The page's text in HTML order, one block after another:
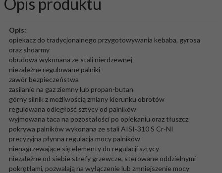
Opis:
opiekacz do tradycjonalnego przygotowywania kebaba, gyrosa
oraz shoarmy
obudowa wykonana ze stali nierdzewnej
niezależne regulowane palniki
zawór bezpieczeństwa
zasilanie na gaz ziemny lub propan-butan
górny silnik z możliwością zmiany kierunku obrotów
regulowana odległość sztycy od palników
wyjmowana taca na pozostałości po opiekaniu oraz tłuszcz
pokrywa palników wykonana ze stali AISI-310 S Cr-NI
precyzyjna płynna regulacja mocy palników
nienagrzewające się elementy do regulacji sztycy
niezależne od siebie strefy grzewcze, sterowane oddzielnymi
pokrętłami, pozwalają na wyłączenie lub zmniejszenie mocy